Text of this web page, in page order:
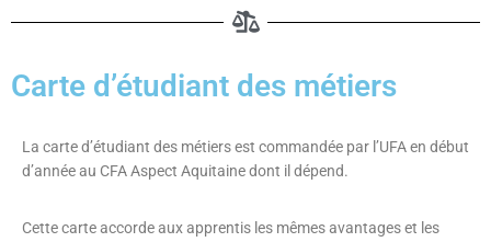
Carte d’étudiant des métiers
La carte d’étudiant des métiers est commandée par l’UFA en début
d’année au CFA Aspect Aquitaine dont il dépend.
Cette carte accorde aux apprentis les mêmes avantages et les